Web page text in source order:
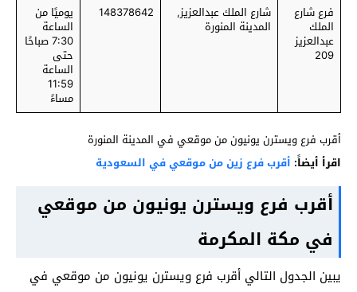
فرع شارع
الملك
عبدالعزيز
209
شارع الملك عبدالعزيز,
المدينة المنورة
148378642 يوميًا من
الساعة
7:30 صباحًا
حتى
الساعة
11:59
مساءً
أقرب فرع ويسترن يونيون من موقعي في المدينة المنورة
اقرأ أيضاً: أقرب فرع زين من موقعي في السعودية
أقرب فرع ويسترن يونيون من موقعي
في مكة المكرمة
يبين الجدول التالي أقرب فرع ويسترن يونيون من موقعي في